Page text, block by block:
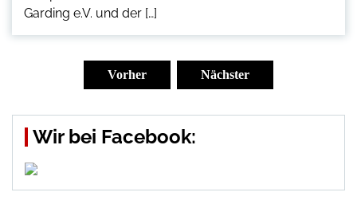
Garding e.V. und der […]
Vorher Nächster
Wir bei Facebook: